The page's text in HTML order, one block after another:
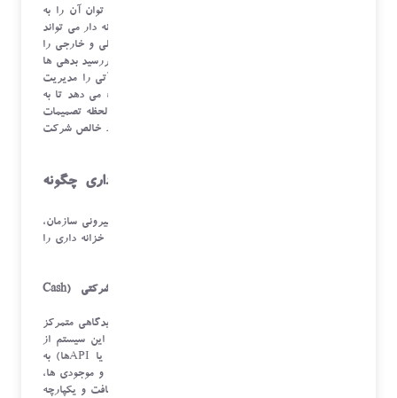
اگر بخواهیم نرم افزار خزانه داری را تشریح کنیم، می توان آن را به
"داشبورد خلبانی مالی" تشبیه کرد. در این داشبورد، خزانه دار می تواند
در آن واحد، موقعیت نقدی تمامی حساب های بانکی داخلی و خارجی را
ببیند، پیش بینی های نقدینگی را بررسی کند، وضعیت سررسید بدهی ها
و سرمایه گذاری ها را مشاهده نماید و معاملات ارزی آتی را مدیریت
کند. این دیدگاه کلان و لحظه ای، به مدیران مالی اجازه می دهد تا به
سرعت نسبت به تغییرات بازار واکنش نشان دهند و در لحظه تصمیمات
بهینه اتخاذ کنند، که این امر به نوبه خود، مستقیماً بر سود خالص شرکت
مکانیزم های عملکردی نرم افزار خزانه داری چگونه
نرم افزار خزانه داری با ترکیب داده های مالی درونی و بیرونی سازمان،
ابزارهای تحلیلی قدرتمندی را ارائه می دهد که تصمیمات خزانه داری را
۱. مدیریت یکپارچه موقعیت نقدی و بانکداری شرکتی (Cash
اولین و مهم ترین کارکرد نرم افزار خزانه داری، ارائه دیدگاهی متمرکز
و لحظه ای (Real-time) از وجوه نقدی سازمان است. این سیستم از
طریق اتصالات امن (مانند پروتکل های بانکی استاندارد یا APIها) به
تمامی حساب های بانکی داخلی و خارجی متصل می شود و موجودی ها،
تراکنش ها و وضعیت حواله ها را به صورت خودکار دریافت و یکپارچه